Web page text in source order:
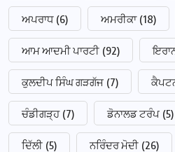
ਅਪਰਾਧ (6) ਅਮਰੀਕਾ (18)
ਆਮ ਆਦਮੀ ਪਾਰਟੀ (92)
ਕੁਲਦੀਪ ਸਿੰਘ ਗੜਗੱਜ (7)
ਚੰਡੀਗੜ੍ਹ (7) ਡੋਨਾਲਡ ਟਰੰਪ (5)
ਦਿੱਲੀ (5) ਨਰਿੰਦਰ ਮੋਦੀ (26)